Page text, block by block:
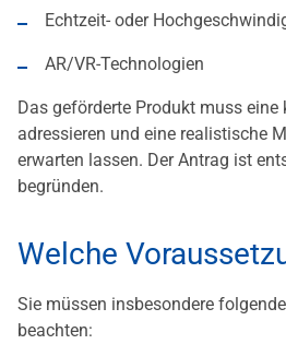
Echtzeit- oder
AR/VR-Technologien
Das geförderte Produkt muss eine
adressieren und eine realistische
erwarten lassen. Der Antrag ist
begründen.
Welche
Sie müssen insbesondere
beachten: